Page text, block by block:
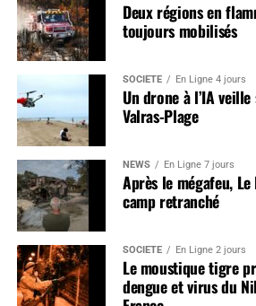
Deux régions en
toujours mobilisés
SOCIÉTÉ En Ligne 4 jours
Un drone à l’IA
Valras-Plage
NEWS En Ligne 7 jours
Après le mégafeu,
camp retranché
SOCIÉTÉ En Ligne 2 jours
Le moustique tigre
dengue et virus du